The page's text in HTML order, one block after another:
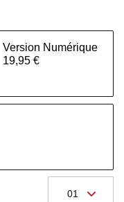
Version Numérique
19,95 €